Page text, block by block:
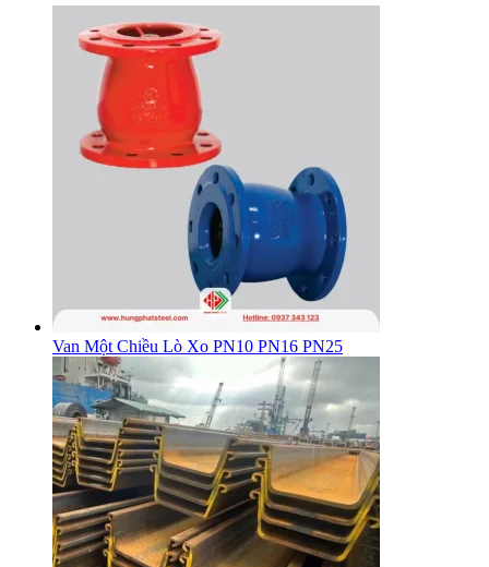
Van Một Chiều Lò Xo PN10 PN16 PN25